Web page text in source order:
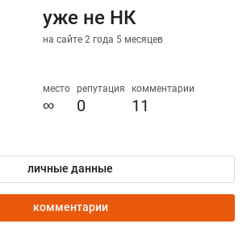
уже не НК
на сайте 2 года 5 месяцев
место
∞
репутация
0
комментарии
11
личные данные
комментарии